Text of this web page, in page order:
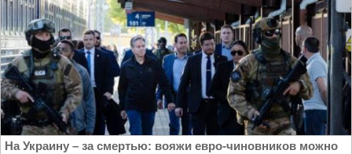
На Украину – за смертью: вояжи евро-чиновников можно